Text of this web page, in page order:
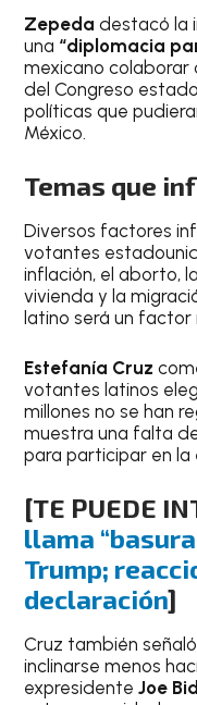
Zepedadestacó la
una “diplomacia
mexicano colaborar
del Congreso
políticas que
México.
Temas que
Diversos factores
votantes
inflación, el aborto,
vivienda y la
latino será un factor
Estefanía Cruz
votantes latinos
millones no se han
muestra una falta
para participar en la
[TE PUEDE
llama
Trump;
declaración]
Cruz también
inclinarse menos
expresidente Joe